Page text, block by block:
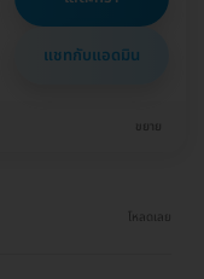
แชทกับแอดมิน
ขยาย
โหลดเลย